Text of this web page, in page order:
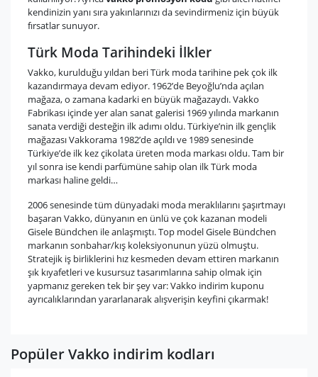
kendinizin yanı sıra yakınlarınızı da sevindirmeniz için büyük
fırsatlar sunuyor.
Türk Moda Tarihindeki İlkler
Vakko, kurulduğu yıldan beri Türk moda tarihine pek çok ilk
kazandırmaya devam ediyor. 1962’de Beyoğlu’nda açılan
mağaza, o zamana kadarki en büyük mağazaydı. Vakko
Fabrikası içinde yer alan sanat galerisi 1969 yılında markanın
sanata verdiği desteğin ilk adımı oldu. Türkiye’nin ilk gençlik
mağazası Vakkorama 1982’de açıldı ve 1989 senesinde
Türkiye’de ilk kez çikolata üreten moda markası oldu. Tam bir
yıl sonra ise kendi parfümüne sahip olan ilk Türk moda
markası haline geldi…
2006 senesinde tüm dünyadaki moda meraklılarını şaşırtmayı
başaran Vakko, dünyanın en ünlü ve çok kazanan modeli
Gisele Bündchen ile anlaşmıştı. Top model Gisele Bündchen
markanın sonbahar/kış koleksiyonunun yüzü olmuştu.
Stratejik iş birliklerini hız kesmeden devam ettiren markanın
şık kıyafetleri ve kusursuz tasarımlarına sahip olmak için
yapmanız gereken tek bir şey var: Vakko indirim kuponu
ayrıcalıklarından yararlanarak alışverişin keyfini çıkarmak!
Popüler Vakko indirim kodları